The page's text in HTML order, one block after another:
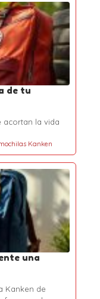
de tu
acortan la vida
Kanken
una
Kanken de